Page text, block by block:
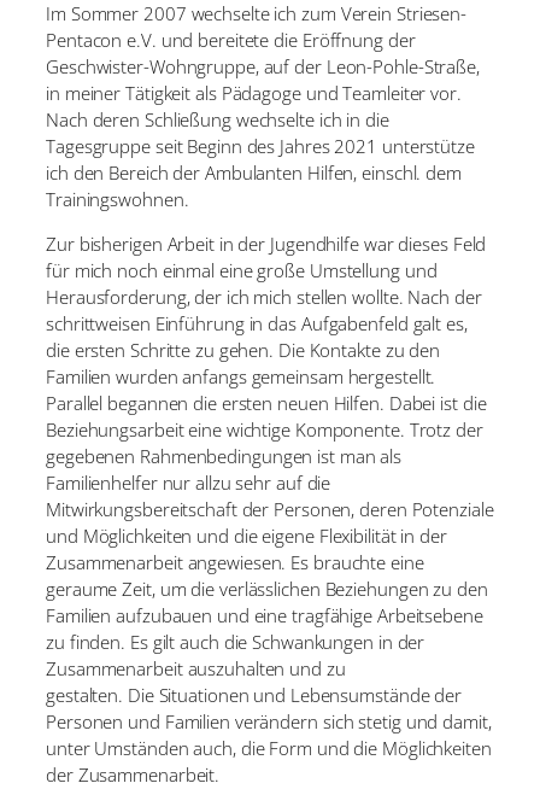
Im Sommer 2007 wechselte ich zum Verein Striesen-
Pentacon e.V. und bereitete die Eröffnung der
Geschwister-Wohngruppe, auf der Leon-Pohle-Straße,
in meiner Tätigkeitals Pädagoge und Teamleiter vor.
Nach deren Schließung wechselte ich in die
Tagesgruppe seit Beginn des Jahres 2021 unterstütze
ich den Bereich der Ambulanten Hilfen, einschl. dem
Trainingswohnen.
Zur bisherigen Arbeit in der Jugendhilfe war dieses Feld
für mich noch einmal eine große Umstellung und
Herausforderung, der ich mich stellen wollte. Nach der
schrittweisen Einführung in das Aufgabenfeld galt es,
die ersten Schritte zu gehen. Die Kontakte zu den
Familien wurden anfangs gemeinsam hergestellt.
Parallel begannen die ersten neuen Hilfen. Dabei ist die
Beziehungsarbeit eine wichtige Komponente. Trotz der
gegebenen Rahmenbedingungen ist man als
Familienhelfer nur allzu sehr auf die
Mitwirkungsbereitschaft der Personen, deren Potenziale
und Möglichkeiten und die eigene Flexibilität in der
Zusammenarbeit angewiesen. Es brauchte eine
geraume Zeit, um die verlässlichen Beziehungen zu den
Familien aufzubauen und eine tragfähige Arbeitsebene
zu finden. Es gilt auch die Schwankungen in der
Zusammenarbeit auszuhalten und zu
gestalten. Die Situationen und Lebensumstände der
Personen und Familien verändern sich stetig und damit,
unter Umständen auch, die Form und die Möglichkeiten
der Zusammenarbeit.